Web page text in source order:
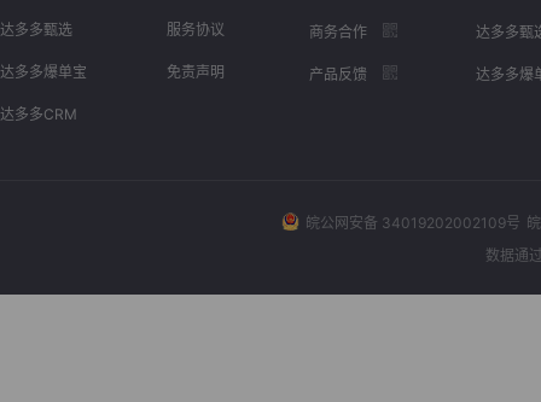
达多多甄选
达多多爆单宝
达多多CRM
服务协议
免责声明
商务合作
产品反馈
达多多甄
达多多爆
皖公网安备 34019202002109号
数据通